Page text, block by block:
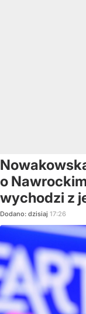
o
wychodzi z
Dodano: dzisiaj 17:26